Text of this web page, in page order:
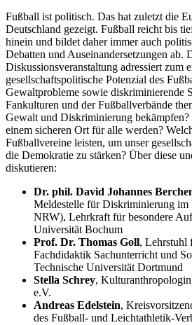
Fußball ist politisch. Das hat zuletzt die
Deutschland gezeigt. Fußball reicht bis
hinein und bildet daher immer auch
Debatten und Auseinandersetzungen ab.
Diskussionsveranstaltung adressiert zum
gesellschaftspolitische Potenzial des
Gewaltprobleme sowie diskriminierende
Fankulturen und der Fußballverbände
Gewalt und Diskriminierung bekämpfen?
einem sicheren Ort für alle werden?
Fußballvereine leisten, um unser
die Demokratie zu stärken? Über diese
diskutieren:
Dr. phil. David Johannes
Meldestelle für Diskriminierung
NRW), Lehrkraft für besondere
Universität Bochum
Prof. Dr. Thomas Goll, Lehrstuhl
Fachdidaktik Sachunterricht und
Technische Universität Dortmund
Stella Schrey,
e.V.
Andreas Edelstein,
des Fußball- und Leichtathletik-